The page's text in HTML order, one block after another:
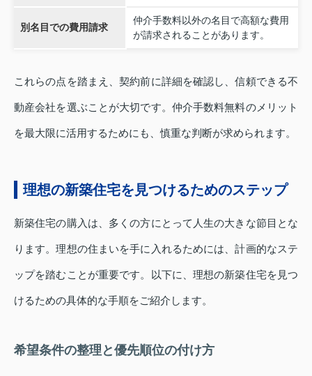
別名目での費用請求
仲介手数料以外の名目で高額な費用
が請求されることがあります。
これらの点を踏まえ、契約前に詳細を確認し、信頼できる不
動産会社を選ぶことが大切です。仲介手数料無料のメリット
を最大限に活用するためにも、慎重な判断が求められます。
理想の新築住宅を見つけるためのステップ
新築住宅の購入は、多くの方にとって人生の大きな節目とな
ります。理想の住まいを手に入れるためには、計画的なステ
ップを踏むことが重要です。以下に、理想の新築住宅を見つ
けるための具体的な手順をご紹介します。
希望条件の整理と優先順位の付け方